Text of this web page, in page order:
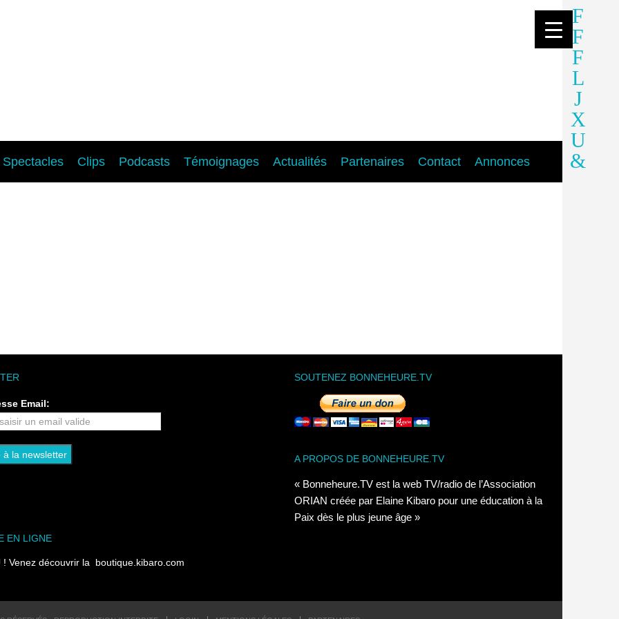
Spectacles Clips Podcasts Témoignages Actualités Partenaires Contact Annonces
Email:
SOUTENEZ BONNEHEURE.TV
A PROPOS DE BONNEHEURE.TV
« Bonneheure.TV est la web TV/radio de l’Association
ORIAN créée par Elaine Kibaro pour une éducation à la
Paix dès le plus jeune âge »
EN LIGNE
! Venez découvrir la boutique.kibaro.com